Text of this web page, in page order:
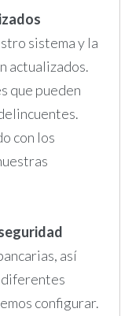
sistema y la
actualizados.
que pueden
con los
así
diferentes
configurar.